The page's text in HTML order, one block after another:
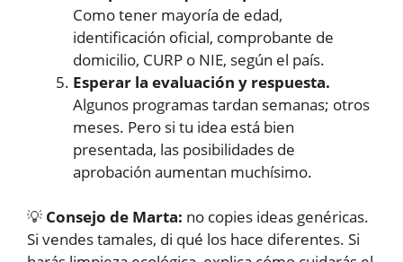
Como tener mayoría de edad,
identificación oficial, comprobante de
domicilio, CURP o NIE, según el país.
Esperar la evaluación y respuesta.
Algunos programas tardan semanas; otros
meses. Pero si tu idea está bien
presentada, las posibilidades de
aprobación aumentan muchísimo.
💡 Consejo de Marta: no copies ideas genéricas.
Si vendes tamales, di qué los hace diferentes. Si